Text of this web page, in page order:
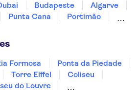
Budapeste
Algarve
Punta Cana
Portimão
Formosa
Ponta da Piedade
Torre Eiffel
Coliseu
do Louvre